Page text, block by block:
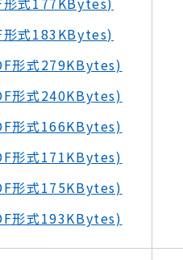
形式183KBytes)
形式279KBytes)
形式240KBytes)
形式166KBytes)
形式171KBytes)
形式175KBytes)
形式193KBytes)